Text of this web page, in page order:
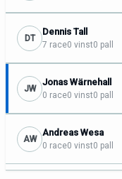
DT
Dennis Tall
7 race0 vinst0 pall
JW
Jonas Wärnehall
0 race0 vinst0 pall
AW
Andreas Wesa
0 race0 vinst0 pall